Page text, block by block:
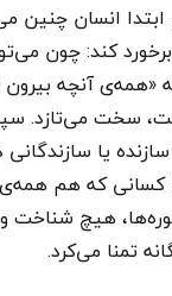
انسان چنین
کند: چون
آنچه
سخت
یا سازندگانی
که هم همه‌ی
هیچ
تمنا می‌کرد.